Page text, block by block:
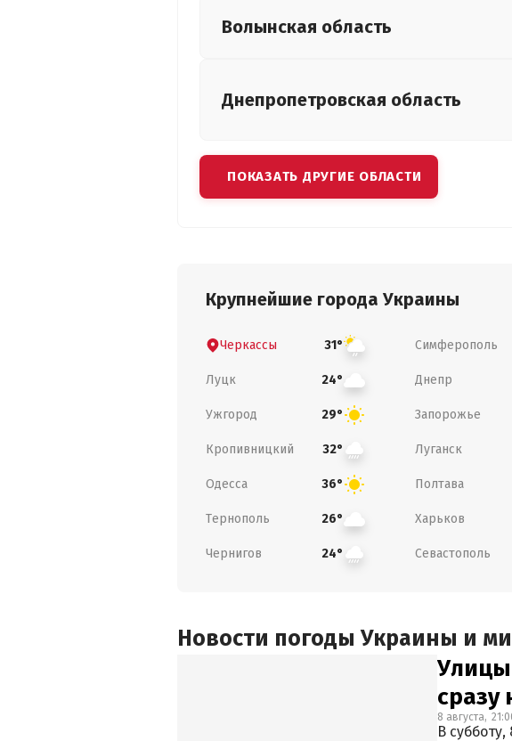
Волынская область
Днепропетровская область
ПОКАЗАТЬ ДРУГИЕ ОБЛАСТИ
Крупнейшие города Украины
Черкассы 31° Симферополь
Луцк 24° Днепр
Ужгород 29° Запорожье
Кропивницкий 32° Луганск
Одесса 36° Полтава
Тернополь 26° Харьков
Чернигов 24° Севастополь
Новости погоды Украины и
Улицы
сразу
8 августа,
В